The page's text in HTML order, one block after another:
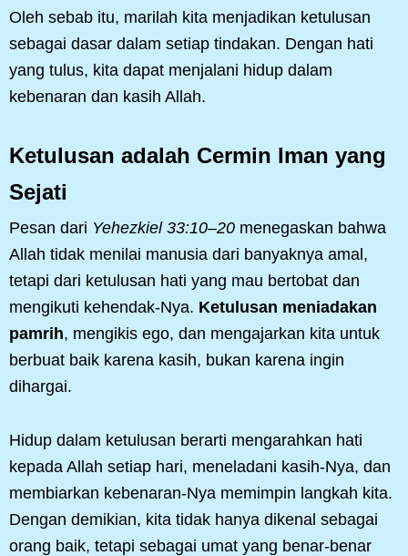
Oleh sebab itu, marilah kita menjadikan ketulusan
sebagai dasar dalam setiap tindakan. Dengan hati
yang tulus, kita dapat menjalani hidup dalam
kebenaran dan kasih Allah.
Ketulusan adalah Cermin Iman yang
Sejati
Pesan dari Yehezkiel 33:10–20 menegaskan bahwa
Allah tidak menilai manusia dari banyaknya amal,
tetapi dari ketulusan hati yang mau bertobat dan
mengikuti kehendak-Nya. Ketulusan meniadakan
pamrih, mengikis ego, dan mengajarkan kita untuk
berbuat baik karena kasih, bukan karena ingin
dihargai.
Hidup dalam ketulusan berarti mengarahkan hati
kepada Allah setiap hari, meneladani kasih-Nya, dan
membiarkan kebenaran-Nya memimpin langkah kita.
Dengan demikian, kita tidak hanya dikenal sebagai
orang baik, tetapi sebagai umat yang benar-benar